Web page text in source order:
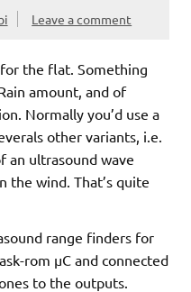
Leave a comment
the flat. Something
amount, and of
Normally you’d use a
other variants, i.e.
an ultrasound wave
the wind. That’s quite
range finders for
rom µC and connected
to the outputs.